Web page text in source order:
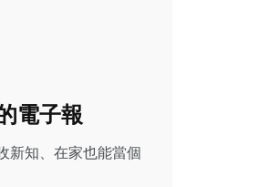
電子報
新知、在家也能當個